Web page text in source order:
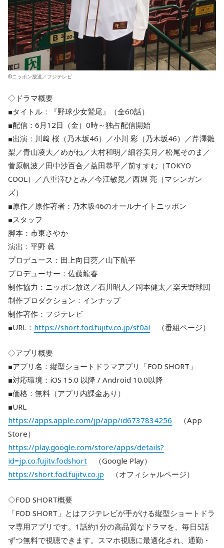
©ニッポン放送／フジテレビ
◇ドラマ概要
■タイトル：『野球少女鷲尾』（全60話）
■配信：6月12日（金）0時～独占配信開始
■出演：川﨑 桜（乃木坂46）／小川 彩（乃木坂46）／芹澤雛
梨／青山凌大／めがね／大村和明／細谷美月／松尾そのま／
菅原帆波／田中沙百合／益田恭平／前すすむ（TOKYO
COOL）／八重澤ひとみ／今江敏晃／西堀 亮（マシンガン
ズ）
■原作／原作著者：乃木坂46のオールナイトニッポン
■スタッフ
脚本：市東さやか
演出：平野 眞
プロデュース：田上向日葵／山下航平
プロデューサー：佐藤龍春
制作協力：ニッポン放送／石川昭人／岡本健太／楽天野球団
制作プロダクション：インナップ
制作著作：フジテレビ
■URL： https://short.fod.fujitv.co.jp/sf0al （番組ページ）
◇アプリ概要
■アプリ名：縦型ショートドラマアプリ「FOD SHORT」
■対応環境：iOS 15.0 以降 / Android 10.0以降
■価格：無料（アプリ内課金あり）
■URL
https://apps.apple.com/jp/app/id6737834256 （App
Store）
https://play.google.com/store/apps/details?
id=jp.co.fujitv.fodshort （Google Play）
https://short.fod.fujitv.co.jp （オフィシャルページ）
◇FOD SHORT概要
「FOD SHORT」とはフジテレビが手がける縦型ショートドラ
マ専用アプリです。1話約1分の高品質なドラマを、毎日5話
ずつ無料で視聴できます。スマホ視聴に最適化され、通勤・